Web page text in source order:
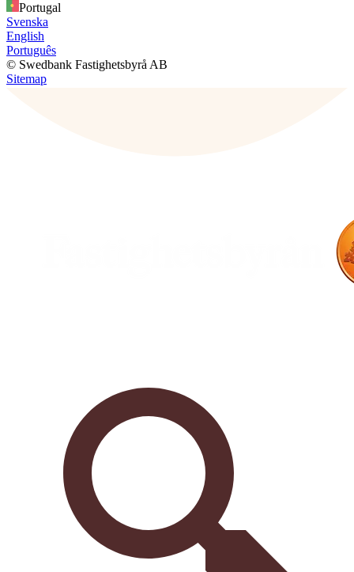
Portugal
Svenska
English
Português
© Swedbank Fastighetsbyrå AB
Sitemap